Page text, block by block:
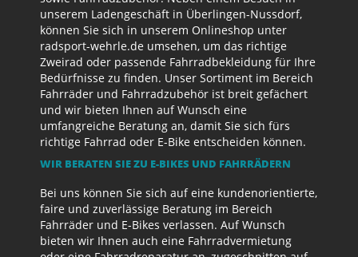
unserem Ladengeschäft in Überlingen-Nussdorf,
können Sie sich in unserem Onlineshop unter
radsport-wehrle.de umsehen, um das richtige
Zweirad oder passende Fahrradbekleidung für Ihre
Bedürfnisse zu finden. Unser Sortiment im Bereich
Fahrräder und Fahrradzubehör ist breit gefächert
und wir bieten Ihnen auf Wunsch eine
umfangreiche Beratung an, damit Sie sich fürs
richtige Fahrrad oder E-Bike entscheiden können.
WIR BERATEN SIE ZU E-BIKES UND FAHRRÄDERN
Bei uns können Sie sich auf eine kundenorientierte,
faire und zuverlässige Beratung im Bereich
Fahrräder und E-Bikes verlassen. Auf Wunsch
bieten wir Ihnen auch eine Fahrradvermietung